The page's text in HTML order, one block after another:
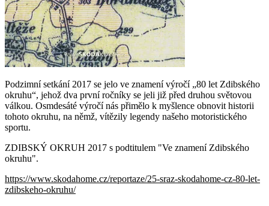
Podzimní setkání 2017 se jelo ve znamení výročí „80 let Zdibského
okruhu“, jehož dva první ročníky se jeli již před druhou světovou
válkou. Osmdesáté výročí nás přimělo k myšlence obnovit historii
tohoto okruhu, na němž, vítězily legendy našeho motoristického
sportu.
ZDIBSKÝ OKRUH 2017 s podtitulem "Ve znamení Zdibského
okruhu".
https://www.skodahome.cz/reportaze/25-sraz-skodahome-cz-80-let-
zdibskeho-okruhu/